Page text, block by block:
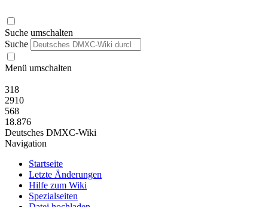
Suche umschalten
Suche
Menü umschalten
318
2910
568
18.876
Deutsches DMXC-Wiki
Navigation
Startseite
Letzte Änderungen
Hilfe zum Wiki
Spezialseiten